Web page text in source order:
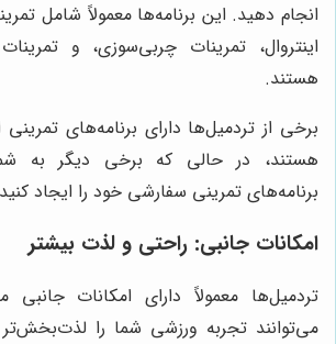
انجام دهید. این برنامه‌ها معمولاً شامل
اینتروال، تمرینات چربی‌سوزی، و
هستند.
برخی از تردمیل‌ها دارای برنامه‌های
هستند، در حالی که برخی دیگر به
برنامه‌های تمرینی سفارشی خود را ایجاد
امکانات جانبی: راحتی و لذت بیشتر
تردمیل‌ها معمولاً دارای امکانات
می‌توانند تجربه ورزشی شما را